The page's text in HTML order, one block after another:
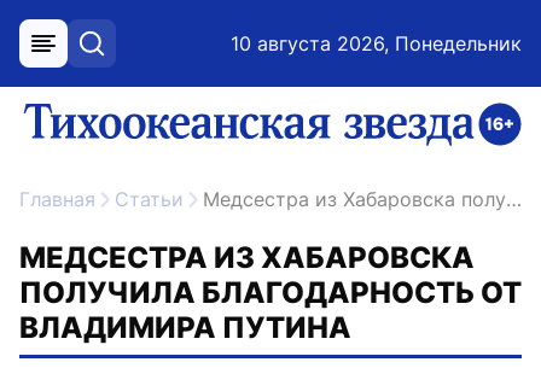
меню поиск 10 августа 2026, Понедельник
ссылка на главную
Главная Статьи Медсестра из Хабаровска получила благодарность от Владимира Путина
МЕДСЕСТРА ИЗ ХАБАРОВСКА
ПОЛУЧИЛА БЛАГОДАРНОСТЬ ОТ
ВЛАДИМИРА ПУТИНА